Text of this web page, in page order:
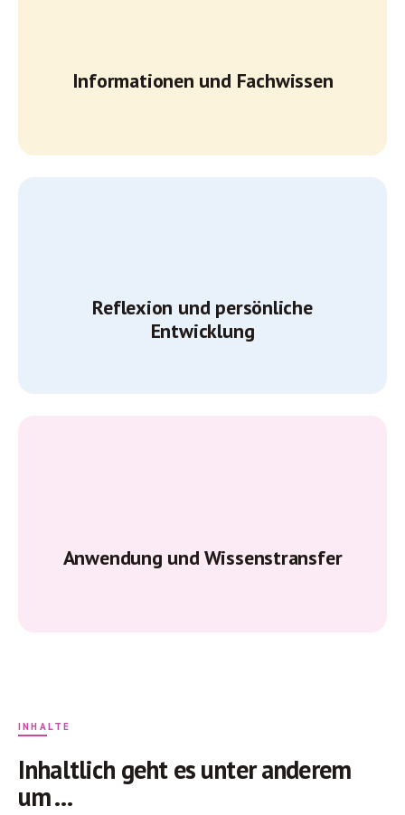
Informationen und Fachwissen
Reflexion und persönliche
Entwicklung
Anwendung und Wissenstransfer
INHALTE
Inhaltlich geht es unter anderem
um …